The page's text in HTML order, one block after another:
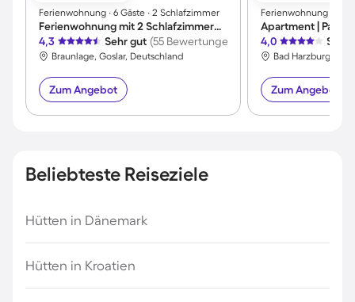
Ferienwohnung ∙ 6 Gäste ∙ 2 Schlafzimmer
Ferienwohnung mit 2 Schlafzimmern für 6 Personen
4,3
Sehr gut (55 Bewertungen)
Braunlage, Goslar, Deutschland
Zum Angebot
Ferienwohnung ∙ 4
Apartment |
4,0
Sehr
Bad Harzburg,
Zum Angebot
Beliebteste Reiseziele
Hütten in Dänemark
Hütten in Kroatien